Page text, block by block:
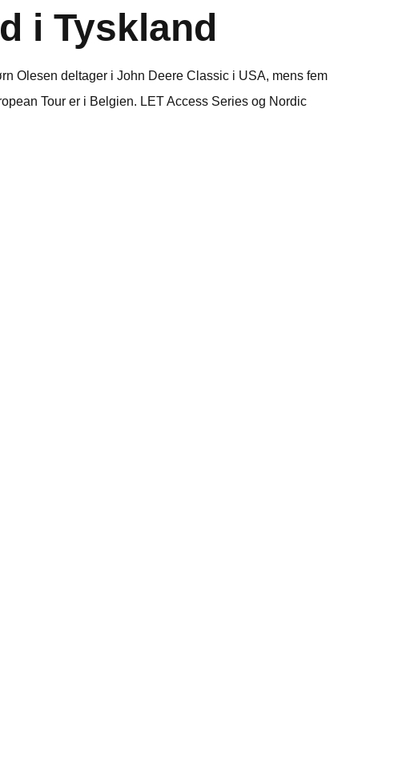
i Tyskland
Olesen deltager i John Deere Classic i USA, mens fem
Tour er i Belgien. LET Access Series og Nordic